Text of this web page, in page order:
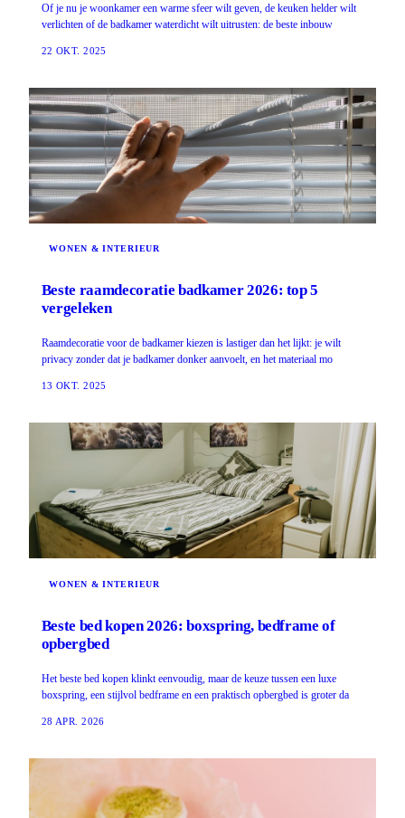
Of je nu je woonkamer een warme sfeer wilt geven, de keuken helder wilt
verlichten of de badkamer waterdicht wilt uitrusten: de beste inbouw
22 OKT. 2025
WONEN & INTERIEUR
Beste raamdecoratie badkamer 2026: top 5
vergeleken
Raamdecoratie voor de badkamer kiezen is lastiger dan het lijkt: je wilt
privacy zonder dat je badkamer donker aanvoelt, en het materiaal mo
13 OKT. 2025
WONEN & INTERIEUR
Beste bed kopen 2026: boxspring, bedframe of
opbergbed
Het beste bed kopen klinkt eenvoudig, maar de keuze tussen een luxe
boxspring, een stijlvol bedframe en een praktisch opbergbed is groter da
28 APR. 2026